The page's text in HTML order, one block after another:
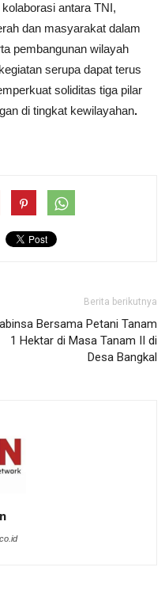
antara TNI,
dan masyarakat dalam
pembangunan wilayah
serupa dapat terus
soliditas tiga pilar
di tingkat kewilayahan.
Berita berikutnya
Bersama Petani Tanam
1 Hektar di Masa Tanam II di
Desa Bangkal